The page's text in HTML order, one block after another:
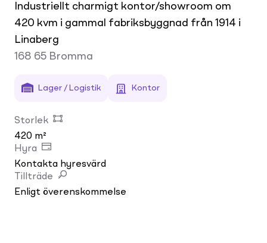
Industriellt charmigt kontor/showroom om
420 kvm i gammal fabriksbyggnad från 1914 i
Linaberg
168 65 Bromma
Lager / Logistik Kontor
Storlek
420 m²
Hyra
Kontakta hyresvärd
Tillträde
Enligt överenskommelse